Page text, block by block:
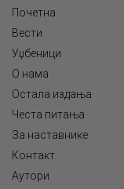
Почетна
Вести
Уџбеници
О нама
Остала издања
Честа питања
За наставнике
Контакт
Аутори